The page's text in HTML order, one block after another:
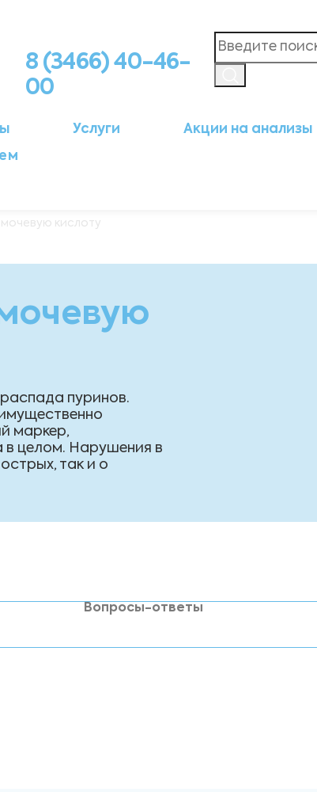
8 (3466) 40-46-
00
Услуги Акции на анализы
кислоту
пуринов.
маркер,
целом. Нарушения в
так и о
Вопросы-ответы